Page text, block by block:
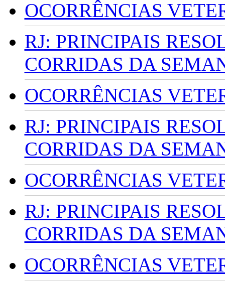
OCORRÊNCIAS
RJ: PRINCIPAIS
CORRIDAS DA
OCORRÊNCIAS
RJ: PRINCIPAIS
CORRIDAS DA
OCORRÊNCIAS
RJ: PRINCIPAIS
CORRIDAS DA
OCORRÊNCIAS